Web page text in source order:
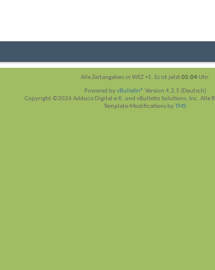
Alle Zeitangaben in WEZ +1. Es ist jetzt05:04Uhr.
Powered byvBulletin® Version 4.2.5 (Deutsch)
Copyright ©2026 Adduco Digital e.K. und vBulletin Solutions, Inc. Alle
Template-Modifications byTMS